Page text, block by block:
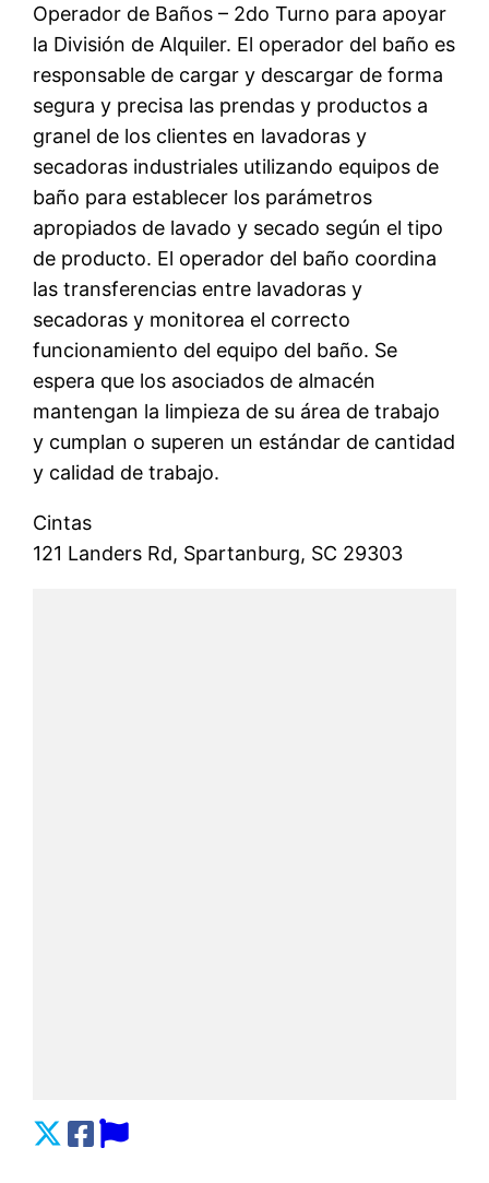
Operador de Baños – 2do Turno para apoyar
la División de Alquiler. El operador del baño es
responsable de cargar y descargar de forma
segura y precisa las prendas y productos a
granel de los clientes en lavadoras y
secadoras industriales utilizando equipos de
baño para establecer los parámetros
apropiados de lavado y secado según el tipo
de producto. El operador del baño coordina
las transferencias entre lavadoras y
secadoras y monitorea el correcto
funcionamiento del equipo del baño. Se
espera que los asociados de almacén
mantengan la limpieza de su área de trabajo
y cumplan o superen un estándar de cantidad
y calidad de trabajo.
Cintas
121 Landers Rd, Spartanburg, SC 29303